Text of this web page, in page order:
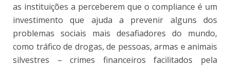
as instituições a perceberem que o compliance é um
investimento que ajuda a prevenir alguns dos
problemas sociais mais desafiadores do mundo,
como tráfico de drogas, de pessoas, armas e animais
silvestres – crimes financeiros facilitados pela